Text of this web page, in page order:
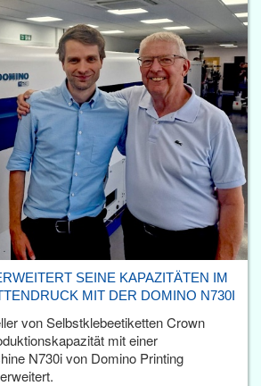
SEINE KAPAZITÄTEN IM
MIT DER DOMINO N730I
von Selbstklebeetiketten Crown
mit einer
N730i von Domino Printing